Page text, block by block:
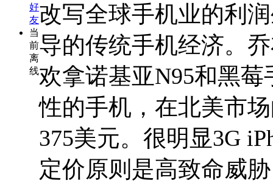
好
友
当
前
离
线
改写全球手机业的利
导的传统手机经济。
欢拿诺基亚N95和黑
性的手机，在北美市
375美元。很明显3G
定价原则是高致命威